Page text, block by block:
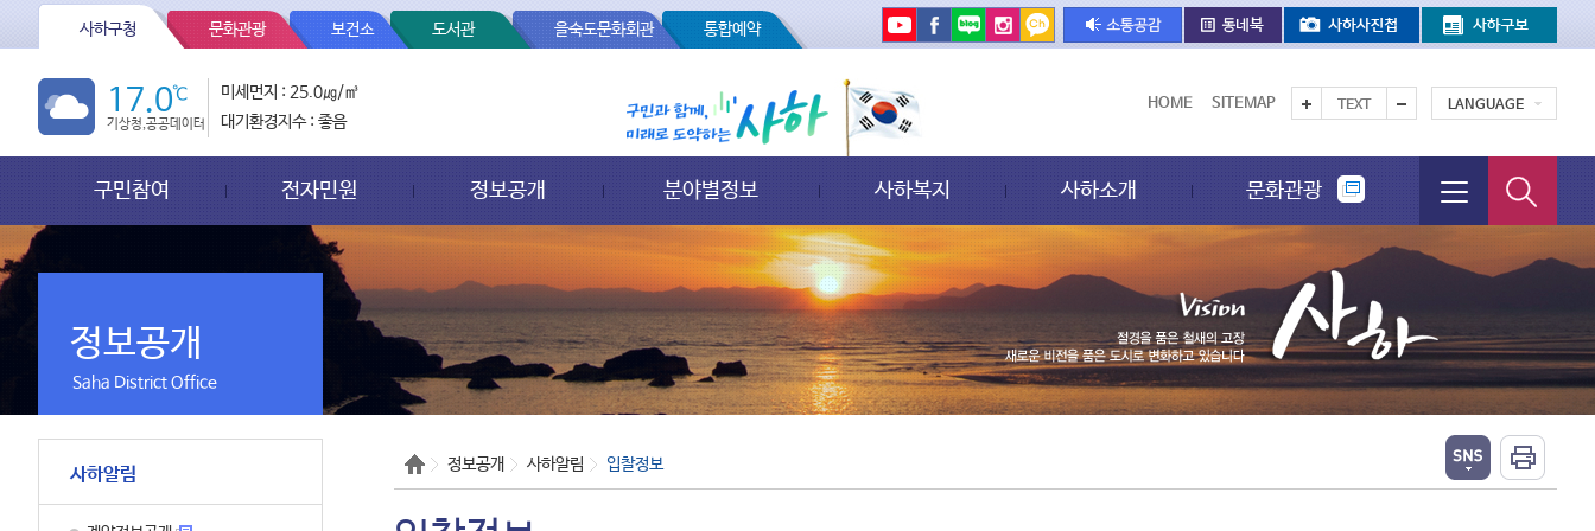
사하구청 문화관광 보건소 도서관 을숙도문화회관 통합예약
17.0℃
기상청,공공데이터
미세먼지 : 25.0㎍/㎥
대기환경지수 : 좋음
HOME SITEMAP TEXT LANGUAGE
구민참여 전자민원 정보공개 분야별정보 사하복지 사하소개 문화관광
정보공개
Saha District Office
사하알림 정보공개 사하알림 입찰정보